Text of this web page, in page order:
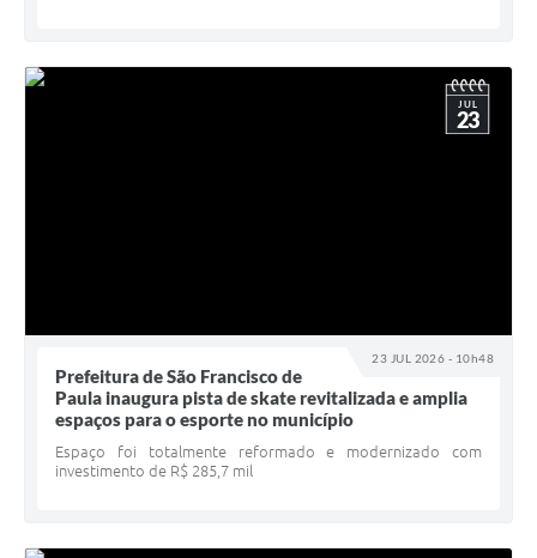
23 JUL 2026 - 10h48
JUL
23
Prefeitura de São Francisco de
Paula inaugura pista de skate revitalizada e amplia
espaços para o esporte no município
Espaço foi totalmente reformado e modernizado com
investimento de R$ 285,7 mil